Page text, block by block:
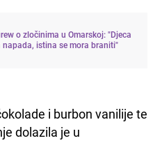
o zločinima u Omarskoj: "Djeca
napada, istina se mora braniti"
i burbon vanilije te
dolazila je u